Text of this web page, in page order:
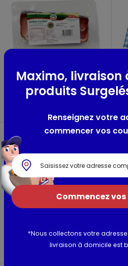
Jambon cru fumé de la Forêt
Jeca
Jambon cru fumé de la Forêt
Lot
Jeca
2 x
Maximo, livraison
produits
Renseignez votre
commencer vos
Commencez vos
*Nous collectons votre
livraison à domicile est